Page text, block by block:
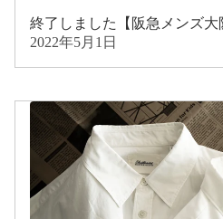
終了しました【阪急メンズ
2022年5月1日